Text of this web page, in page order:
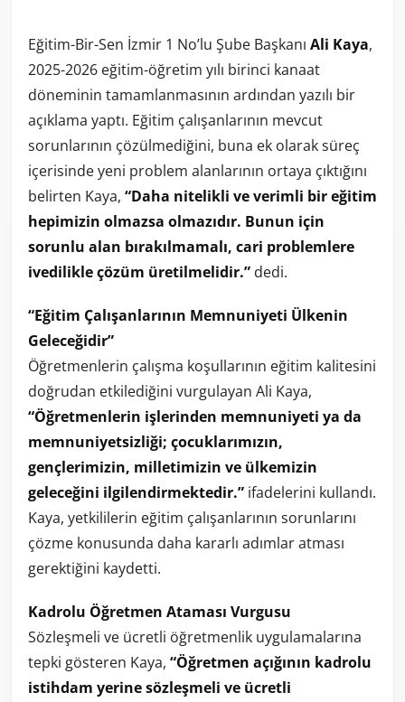
Eğitim-Bir-Sen İzmir 1 No’lu Şube Başkanı Ali Kaya,
2025-2026 eğitim-öğretim yılı birinci kanaat
döneminin tamamlanmasının ardından yazılı bir
açıklama yaptı. Eğitim çalışanlarının mevcut
sorunlarının çözülmediğini, buna ek olarak süreç
içerisinde yeni problem alanlarının ortaya çıktığını
belirten Kaya, “Daha nitelikli ve verimli bir eğitim
hepimizin olmazsa olmazıdır. Bunun için
sorunlu alan bırakılmamalı, cari problemlere
ivedilikle çözüm üretilmelidir.” dedi.
“Eğitim Çalışanlarının Memnuniyeti Ülkenin
Geleceğidir”
Öğretmenlerin çalışma koşullarının eğitim kalitesini
doğrudan etkilediğini vurgulayan Ali Kaya,
“Öğretmenlerin işlerinden memnuniyeti ya da
memnuniyetsizliği; çocuklarımızın,
gençlerimizin, milletimizin ve ülkemizin
geleceğini ilgilendirmektedir.” ifadelerini kullandı.
Kaya, yetkililerin eğitim çalışanlarının sorunlarını
çözme konusunda daha kararlı adımlar atması
gerektiğini kaydetti.
Kadrolu Öğretmen Ataması Vurgusu
Sözleşmeli ve ücretli öğretmenlik uygulamalarına
tepki gösteren Kaya, “Öğretmen açığının kadrolu
istihdam yerine sözleşmeli ve ücretli